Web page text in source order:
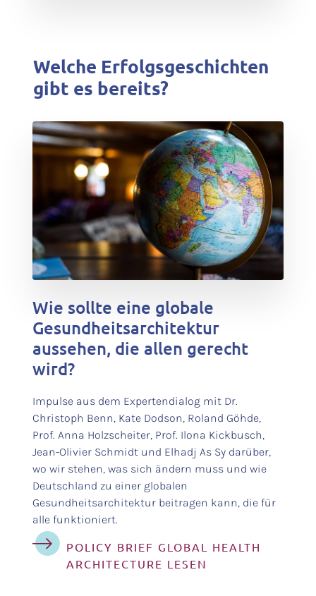
Welche Erfolgsgeschichten
gibt es bereits?
test
Wie sollte eine globale
Gesundheitsarchitektur
aussehen, die allen gerecht
wird?
Impulse aus dem Expertendialog mit Dr.
Christoph Benn, Kate Dodson, Roland Göhde,
Prof. Anna Holzscheiter, Prof. Ilona Kickbusch,
Jean-Olivier Schmidt und Elhadj As Sy darüber,
wo wir stehen, was sich ändern muss und wie
Deutschland zu einer globalen
Gesundheitsarchitektur beitragen kann, die für
alle funktioniert.
POLICY BRIEF GLOBAL HEALTH
ARCHITECTURE LESEN